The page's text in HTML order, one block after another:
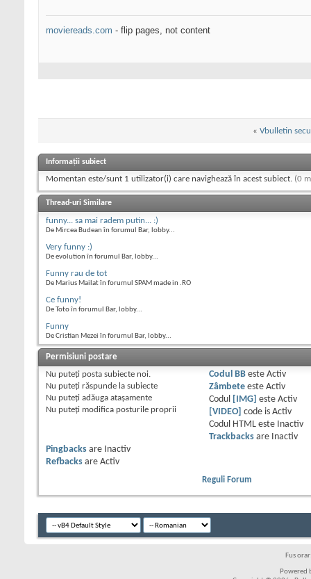
moviereads.com - flip pages, not content
« Vbulletin
Informații subiect
Momentan este/sunt 1 utilizator(i) care navighează în acest subiect. (0
Thread-uri Similare
funny... sa mai radem putin... :)
De Mircea Budean în forumul Bar, lobby...
Very funny :)
De evolution în forumul Bar, lobby...
Funny rau de tot
De Marius Mailat în forumul SPAM made in .RO
Ce funny!
De Toto în forumul Bar, lobby...
Funny
De Cristian Mezei în forumul Bar, lobby...
Permisiuni postare
Nu puteţi posta subiecte noi.
Nu puteţi răspunde la subiecte
Nu puteţi adăuga ataşamente
Nu puteţi modifica posturile proprii
Codul BBeste Activ
Zâmbeteeste Activ
Codul
[IMG] este Activ
[VIDEO]
code is Activ
Codul HTML este
Inactiv
Trackbacksare
Inactiv
Pingbacks are
Inactiv
Refbacks are Activ
Reguli Forum
Fus
Powered